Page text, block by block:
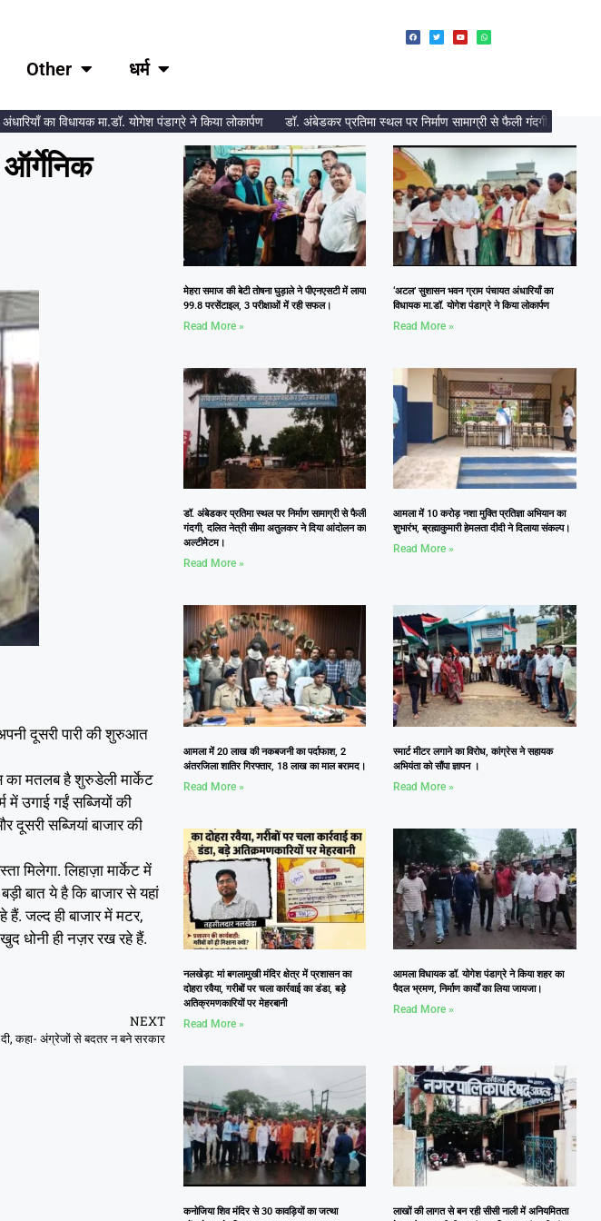
Other धर्म
का विधायक मा.डॉ. योगेश पंडाग्रे ने किया लोकार्पण डॉ. अंबेडकर प्रतिमा स्थल पर निर्माण सामाग्री से फैली गंदगी, दलित नेत्री
ऑर्गेनिक
दूसरी पारी की शुरुआत
का मतलब है शुरुडेली मार्केट
में उगाई गईं सब्जियों की
दूसरी सब्जियां बाजार की
मिलेगा. लिहाज़ा मार्केट में
बात ये है कि बाजार से यहां
हैं. जल्द ही बाजार में मटर,
धोनी ही नज़र रख रहे हैं.
NEXT
कहा- अंग्रेजों से बदतर न बने सरकार
मेहरा समाज की बेटी तोषना घुड़ाले ने पीएनएसटी में लाया
99.8 परसेंटाइल, 3 परीक्षाओं में रही सफल।
Read More »
‘अटल’ सुशासन भवन ग्राम पंचायत अंधारियाँ का
विधायक मा.डॉ. योगेश पंडाग्रे ने किया लोकार्पण
Read More »
डॉ. अंबेडकर प्रतिमा स्थल पर निर्माण सामाग्री से फैली
गंदगी, दलित नेत्री सीमा अतुलकर ने दिया आंदोलन का
अल्टीमेटम।
Read More »
आमला में 10 करोड़ नशा मुक्ति प्रतिज्ञा अभियान का
शुभारंभ, ब्रह्माकुमारी हेमलता दीदी ने दिलाया संकल्प।
Read More »
आमला में 20 लाख की नकबजनी का पर्दाफाश, 2
अंतरजिला शातिर गिरफ्तार, 18 लाख का माल बरामद।
Read More »
स्मार्ट मीटर लगाने का विरोध, कांग्रेस ने सहायक
अभियंता को सौंपा ज्ञापन ।
Read More »
नलखेड़ा: मां बगलामुखी मंदिर क्षेत्र में प्रशासन का
दोहरा रवैया, गरीबों पर चला कार्रवाई का डंडा, बड़े
अतिक्रमणकारियों पर मेहरबानी
Read More »
आमला विधायक डॉ. योगेश पंडाग्रे ने किया शहर का
पैदल भ्रमण, निर्माण कार्यों का लिया जायजा।
Read More »
कनोजिया शिव मंदिर से 30 कावड़ियों का जत्था
लाखों की लागत से बन रही सीसी नाली में अनियमितता